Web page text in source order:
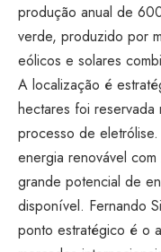
produção anual de
verde, produzido por
eólicos e solares
A localização é
hectares foi
processo de
energia renovável
grande potencial de
disponível. Fernando
ponto estratégico é o